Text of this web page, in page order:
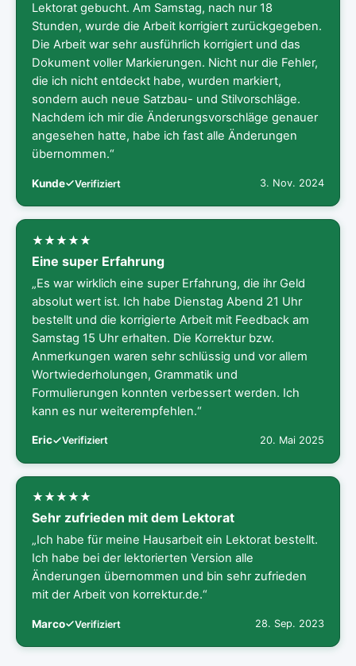
Lektorat gebucht. Am Samstag, nach nur 18
Stunden, wurde die Arbeit korrigiert zurückgegeben.
Die Arbeit war sehr ausführlich korrigiert und das
Dokument voller Markierungen. Nicht nur die Fehler,
die ich nicht entdeckt habe, wurden markiert,
sondern auch neue Satzbau- und Stilvorschläge.
Nachdem ich mir die Änderungsvorschläge genauer
angesehen hatte, habe ich fast alle Änderungen
übernommen.“
Kunde Verifiziert 3. Nov. 2024
Eine super Erfahrung
„Es war wirklich eine super Erfahrung, die ihr Geld
absolut wert ist. Ich habe Dienstag Abend 21 Uhr
bestellt und die korrigierte Arbeit mit Feedback am
Samstag 15 Uhr erhalten. Die Korrektur bzw.
Anmerkungen waren sehr schlüssig und vor allem
Wortwiederholungen, Grammatik und
Formulierungen konnten verbessert werden. Ich
kann es nur weiterempfehlen.“
Eric Verifiziert 20. Mai 2025
Sehr zufrieden mit dem Lektorat
„Ich habe für meine Hausarbeit ein Lektorat bestellt.
Ich habe bei der lektorierten Version alle
Änderungen übernommen und bin sehr zufrieden
mit der Arbeit von korrektur.de.“
Marco Verifiziert 28. Sep. 2023